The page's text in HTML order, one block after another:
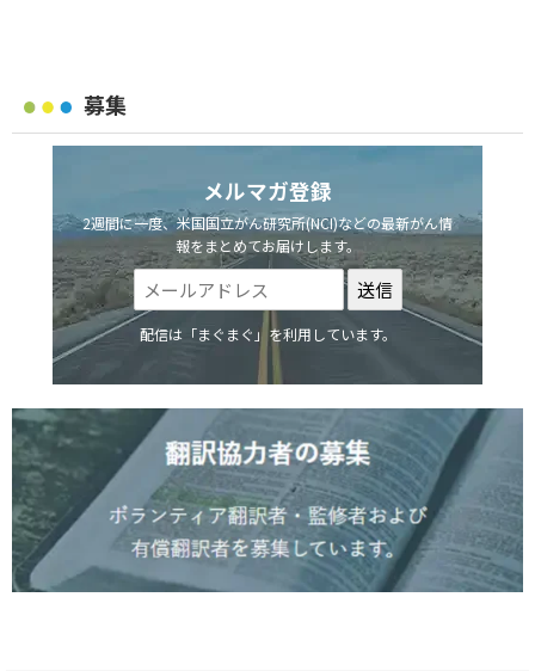
募集
メルマガ登録
2週間に一度、米国国立がん研究所(NCI)などの最新がん情
報をまとめてお届けします。
配信は「まぐまぐ」を利用しています。